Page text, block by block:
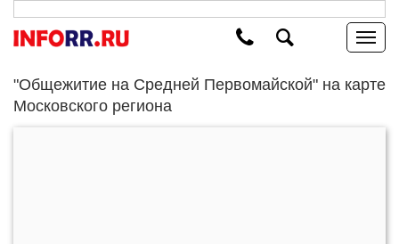
"Общежитие на Средней Первомайской" на карте
Московского региона